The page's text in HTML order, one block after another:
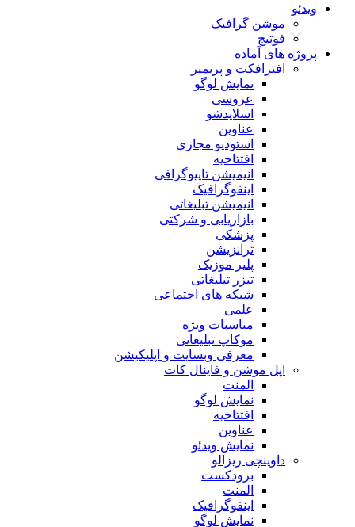
ویدئو
موشن گرافیک
فوتیج
پروژه های آماده
افترافکت و پریمیر
نمایش لوگو
عروسی
اسلایدشو
عناوین
استودیو مجازی
افتتاحیه
انیمیشن تایپوگرافی
اینفوگرافیک
انیمیشن تبلیغاتی
بازاریابی و شرکتی
پزشکی
ترانزیشن
پلیر موزیک
تیزر تبلیغاتی
شبکه های اجتماعی
علمی
مناسبات ویژه
موکاپ تبلیغاتی
معرفی وبسایت و اپلیکیشن
اپل موشن و فاینال کات
المنت
نمایش لوگو
افتتاحیه
عناوین
نمایش ویدئو
داوینچی ریزالو
برودکست
المنت
اینفوگرافیک
نمایش لوگو